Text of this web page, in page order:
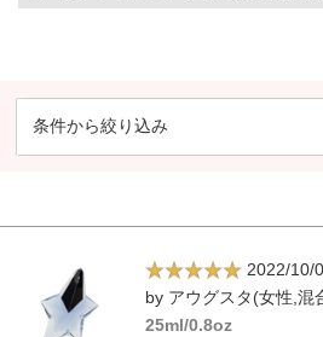
条件から絞り込み
2022/10/
by アウグスタ(女性,混
25ml/0.8oz